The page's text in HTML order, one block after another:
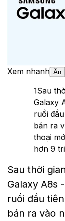
Xem nhanh Ẩn
1Sau
Galaxy
ruồi
bán ra
thoại
hơn 9
Sau thời
Galaxy A8s
ruồi đầu
bán ra vào